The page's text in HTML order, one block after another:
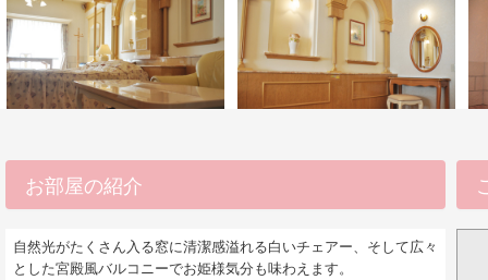
お部屋の紹介
自然光がたくさん入る窓に清潔感溢れる白いチェアー、そして広々
とした宮殿風バルコニーでお姫様気分も味わえます。